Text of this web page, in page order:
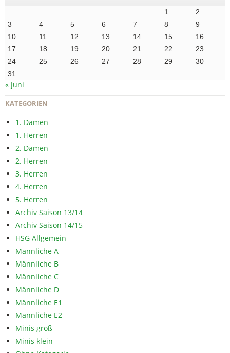
1
2
3
4 5 6 7 8
9
10
11 12 13 14 15
16
17
18 19 20 21 22
23
24
25 26 27 28 29
30
31
« Juni
KATEGORIEN
1. Damen
1. Herren
2. Damen
2. Herren
3. Herren
4. Herren
5. Herren
Archiv Saison 13/14
Archiv Saison 14/15
HSG Allgemein
Männliche A
Männliche B
Männliche C
Männliche D
Männliche E1
Männliche E2
Minis groß
Minis klein